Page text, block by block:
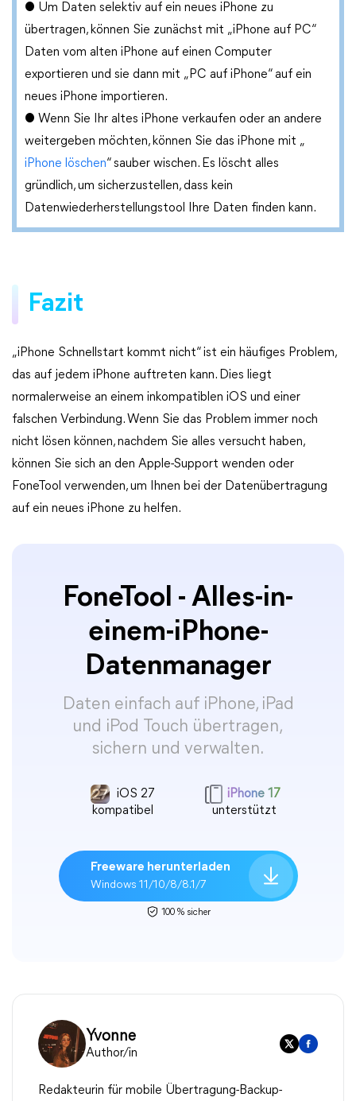
● Um Daten selektiv auf ein neues iPhone zu
übertragen, können Sie zunächst mit „iPhone auf PC“
Daten vom alten iPhone auf einen Computer
exportieren und sie dann mit „PC auf iPhone“ auf ein
neues iPhone importieren.
● Wenn Sie Ihr altes iPhone verkaufen oder an andere
weitergeben möchten, können Sie das iPhone mit „
iPhone löschen“ sauber wischen. Es löscht alles
gründlich, um sicherzustellen, dass kein
Datenwiederherstellungstool Ihre Daten finden kann.
Fazit
„iPhone Schnellstart kommt nicht“ ist ein häufiges Problem,
das auf jedem iPhone auftreten kann. Dies liegt
normalerweise an einem inkompatiblen iOS und einer
falschen Verbindung. Wenn Sie das Problem immer noch
nicht lösen können, nachdem Sie alles versucht haben,
können Sie sich an den Apple-Support wenden oder
FoneTool verwenden, um Ihnen bei der Datenübertragung
auf ein neues iPhone zu helfen.
FoneTool - Alles-in-
einem-iPhone-
Datenmanager
Daten einfach auf iPhone, iPad
und iPod Touch übertragen,
sichern und verwalten.
iOS 27
kompatibel
iPhone 17
unterstützt
Freeware herunterladen
Windows 11/10/8/8.1/7
100 % sicher
Yvonne
Author/in
Redakteurin für mobile Übertragung-Backup-